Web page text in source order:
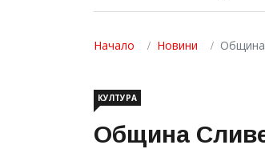
Начало Новини Община
КУЛТУРА
Община